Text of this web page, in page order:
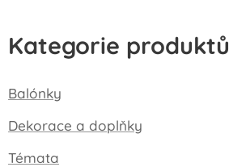
Kategorie produktů
Balónky
Dekorace a doplňky
Témata